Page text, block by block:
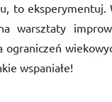
to eksperymentuj.
warsztaty
ograniczeń
wspaniałe!